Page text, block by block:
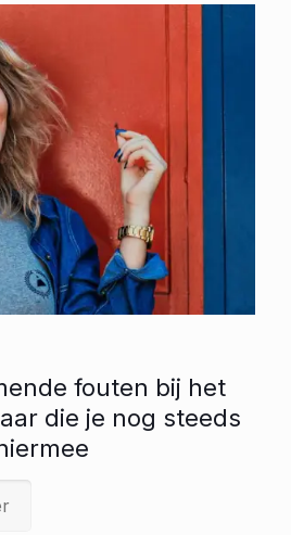
fouten bij het
die je nog steeds